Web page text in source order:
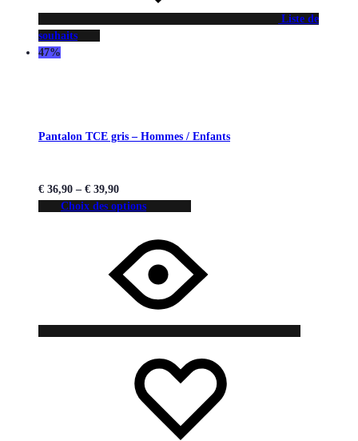
Liste de
souhaits
47%
Pantalon TCE gris – Hommes / Enfants
€ 36,90 – € 39,90
Choix des options